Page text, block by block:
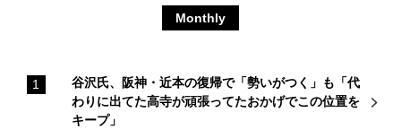
Monthly
谷沢氏、阪神・近本の復帰で「勢いがつく」も「代
わりに出てた高寺が頑張ってたおかげでこの位置を
キープ」